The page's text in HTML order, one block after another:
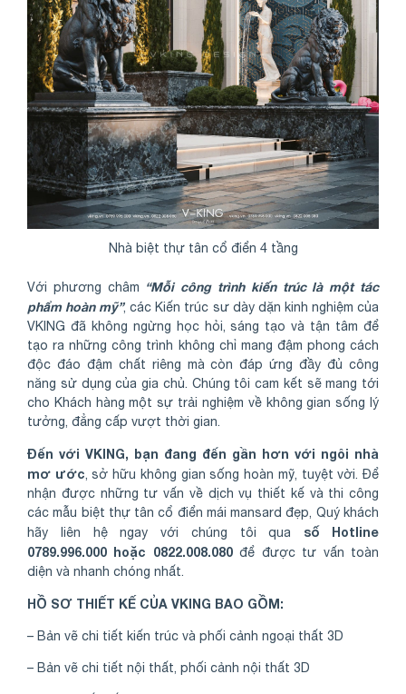
Nhà biệt thự tân cổ điển 4 tầng
Với phương châm “Mỗi công trình kiến trúc là một tác
phẩm hoàn mỹ”, các Kiến trúc sư dày dặn kinh nghiệm của
VKING đã không ngừng học hỏi, sáng tạo và tận tâm để
tạo ra những công trình không chỉ mang đậm phong cách
độc đáo đậm chất riêng mà còn đáp ứng đầy đủ công
năng sử dụng của gia chủ. Chúng tôi cam kết sẽ mang tới
cho Khách hàng một sự trải nghiệm về không gian sống lý
tưởng, đẳng cấp vượt thời gian.
Đến với VKING, bạn đang đến gần hơn với ngôi nhà
mơ ước, sở hữu không gian sống hoàn mỹ, tuyệt vời. Để
nhận được những tư vấn về dịch vụ thiết kế và thi công
các mẫu biệt thự tân cổ điển mái mansard đẹp, Quý khách
hãy liên hệ ngay với chúng tôi qua số Hotline
0789.996.000 hoặc 0822.008.080để được tư vấn toàn
diện và nhanh chóng nhất.
HỒ SƠ THIẾT KẾ CỦA VKING BAO GỒM:
– Bản vẽ chi tiết kiến trúc và phối cảnh ngoại thất 3D
– Bản vẽ chi tiết nội thất, phối cảnh nội thất 3D